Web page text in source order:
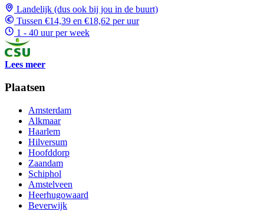
Landelijk (dus ook bij jou in de buurt)
Tussen €14,39 en €18,62 per uur
1 - 40 uur per week
Lees meer
Plaatsen
Amsterdam
Alkmaar
Haarlem
Hilversum
Hoofddorp
Zaandam
Schiphol
Amstelveen
Heerhugowaard
Beverwijk